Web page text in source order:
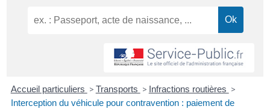
Accueil particuliers > Transports > Infractions routières >
Interception du véhicule pour contravention : paiement de